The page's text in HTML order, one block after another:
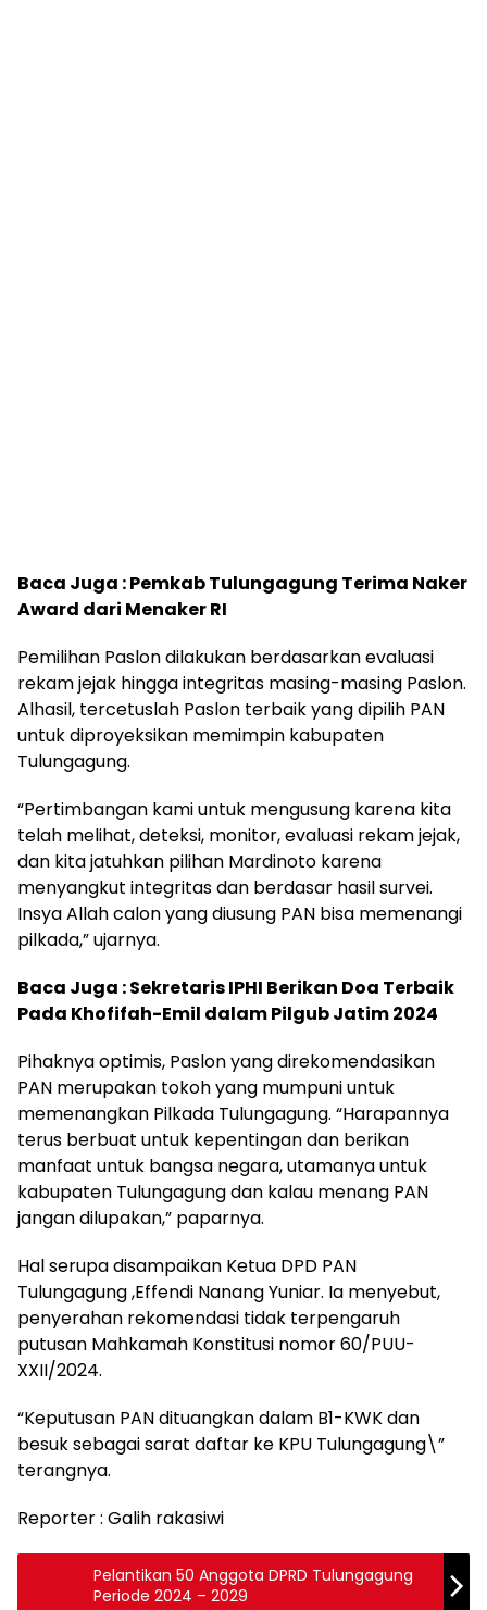
Baca Juga :Pemkab Tulungagung Terima Naker
Award dari Menaker RI
Pemilihan Paslon dilakukan berdasarkan evaluasi
rekam jejak hingga integritas masing-masing Paslon.
Alhasil, tercetuslah Paslon terbaik yang dipilih PAN
untuk diproyeksikan memimpin kabupaten
Tulungagung.
“Pertimbangan kami untuk mengusung karena kita
telah melihat, deteksi, monitor, evaluasi rekam jejak,
dan kita jatuhkan pilihan Mardinoto karena
menyangkut integritas dan berdasar hasil survei.
Insya Allah calon yang diusung PAN bisa memenangi
pilkada,” ujarnya.
Baca Juga :Sekretaris IPHI Berikan Doa Terbaik
Pada Khofifah-Emil dalam Pilgub Jatim 2024
Pihaknya optimis, Paslon yang direkomendasikan
PAN merupakan tokoh yang mumpuni untuk
memenangkan Pilkada Tulungagung. “Harapannya
terus berbuat untuk kepentingan dan berikan
manfaat untuk bangsa negara, utamanya untuk
kabupaten Tulungagung dan kalau menang PAN
jangan dilupakan,” paparnya.
Hal serupa disampaikan Ketua DPD PAN
Tulungagung ,Effendi Nanang Yuniar. Ia menyebut,
penyerahan rekomendasi tidak terpengaruh
putusan Mahkamah Konstitusi nomor 60/PUU-
XXII/2024.
“Keputusan PAN dituangkan dalam B1-KWK dan
besuk sebagai sarat daftar ke KPU Tulungagung\”
terangnya.
Reporter : Galih rakasiwi
Pelantikan 50 Anggota DPRD Tulungagung
Periode 2024 – 2029